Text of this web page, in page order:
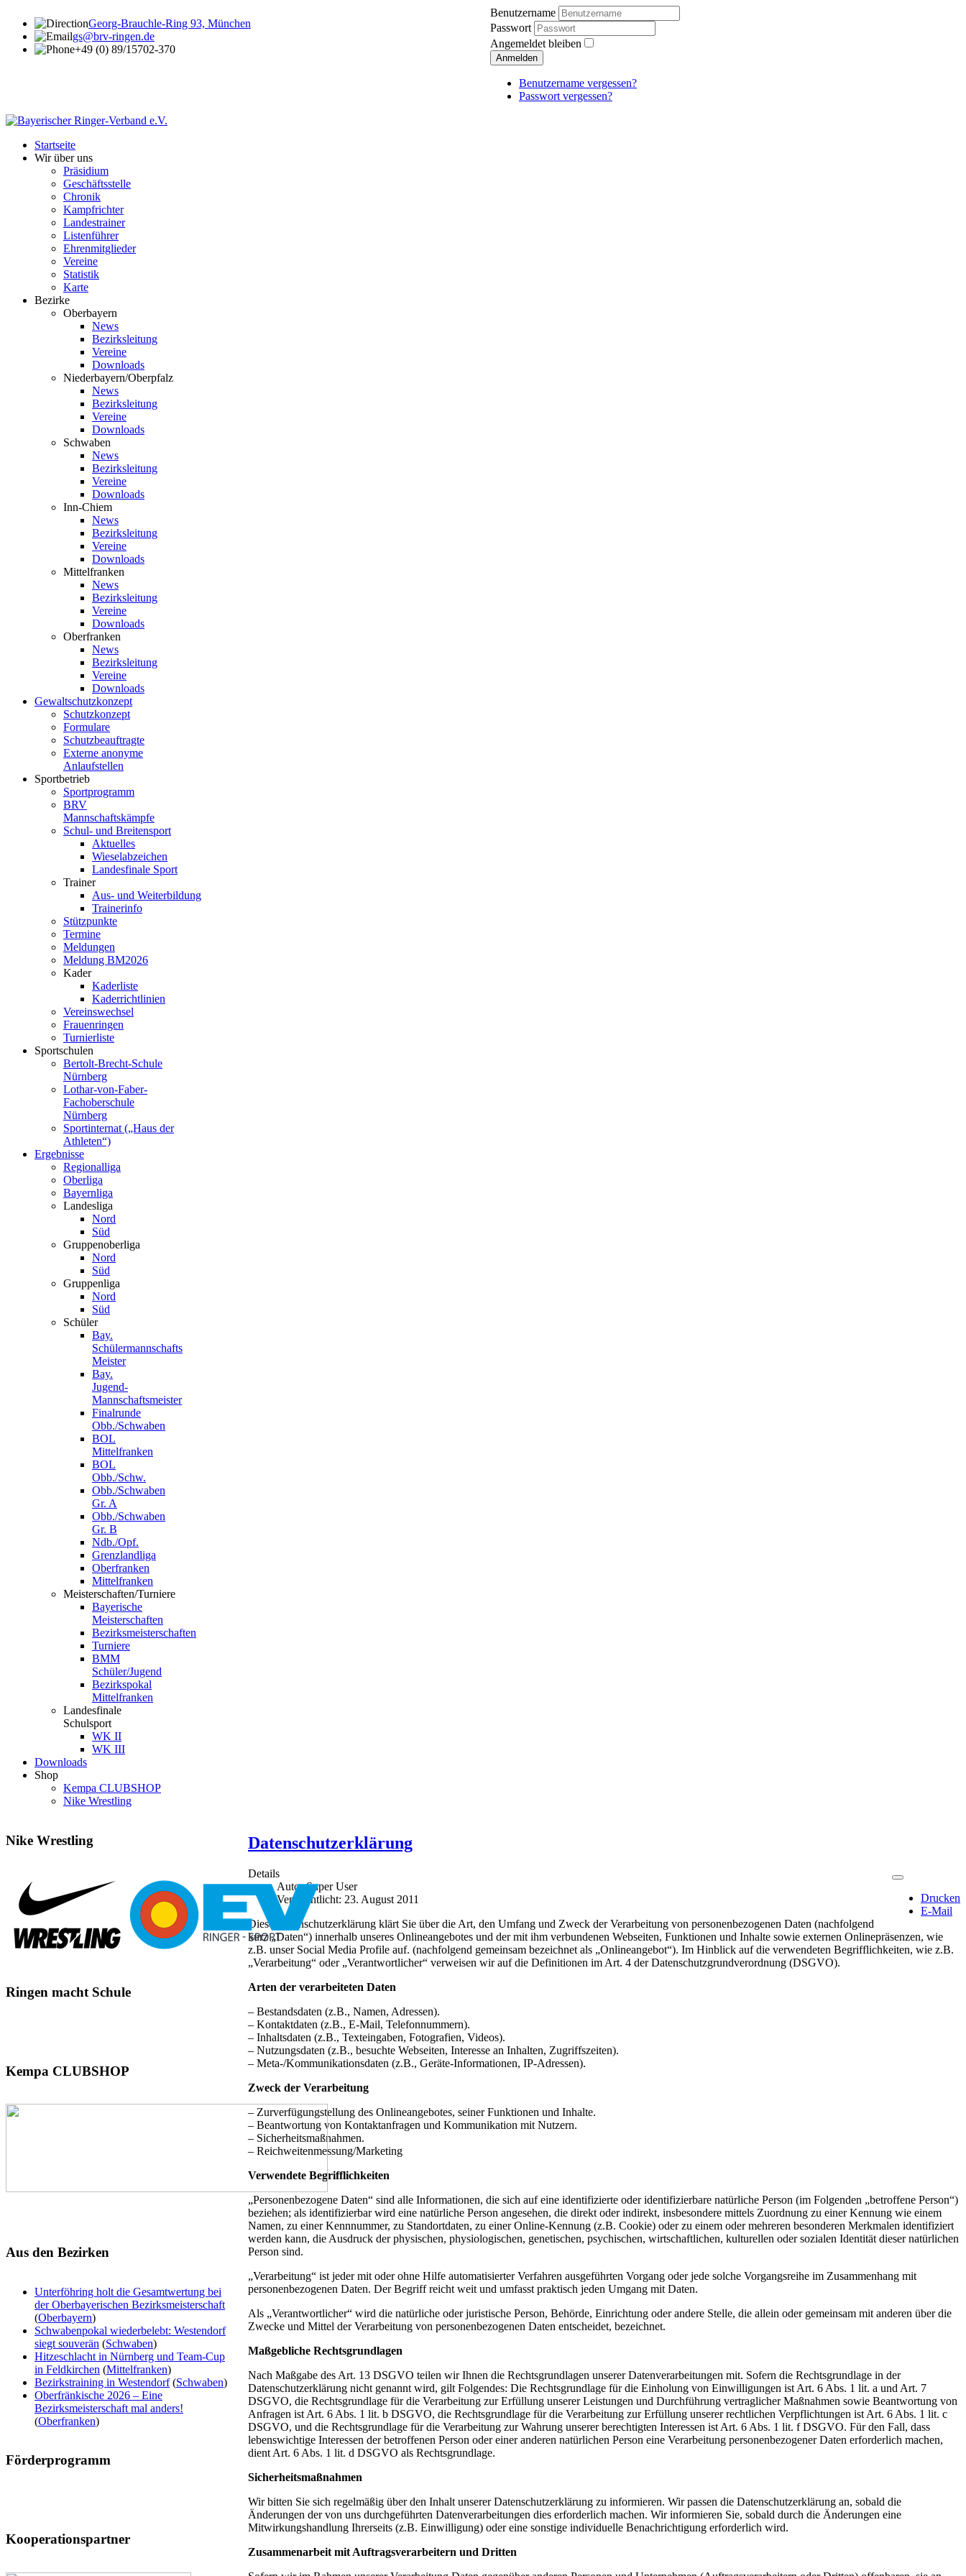
Georg-Brauchle-Ring 93, München
gs@brv-ringen.de
+49 (0) 89/15702-370
Benutzername
Passwort
Angemeldet bleiben
Anmelden
Benutzername vergessen?
Passwort vergessen?
Startseite
Wir über uns
Präsidium
Geschäftsstelle
Chronik
Kampfrichter
Landestrainer
Listenführer
Ehrenmitglieder
Vereine
Statistik
Karte
Bezirke
Oberbayern
News
Bezirksleitung
Vereine
Downloads
Niederbayern/Oberpfalz
News
Bezirksleitung
Vereine
Downloads
Schwaben
News
Bezirksleitung
Vereine
Downloads
Inn-Chiem
News
Bezirksleitung
Vereine
Downloads
Mittelfranken
News
Bezirksleitung
Vereine
Downloads
Oberfranken
News
Bezirksleitung
Vereine
Downloads
Gewaltschutzkonzept
Schutzkonzept
Formulare
Schutzbeauftragte
Externe anonyme
Anlaufstellen
Sportbetrieb
Sportprogramm
BRV
Mannschaftskämpfe
Schul- und Breitensport
Aktuelles
Wieselabzeichen
Landesfinale Sport
Trainer
Aus- und Weiterbildung
Trainerinfo
Stützpunkte
Termine
Meldungen
Meldung BM2026
Kader
Kaderliste
Kaderrichtlinien
Vereinswechsel
Frauenringen
Turnierliste
Sportschulen
Bertolt-Brecht-Schule
Nürnberg
Lothar-von-Faber-
Fachoberschule
Nürnberg
Sportinternat („Haus der
Athleten“)
Ergebnisse
Regionalliga
Oberliga
Bayernliga
Landesliga
Nord
Süd
Gruppenoberliga
Nord
Süd
Gruppenliga
Nord
Süd
Schüler
Bay.
Schülermannschafts
Meister
Bay.
Jugend-
Mannschaftsmeister
Finalrunde
Obb./Schwaben
BOL
Mittelfranken
BOL
Obb./Schw.
Obb./Schwaben
Gr. A
Obb./Schwaben
Gr. B
Ndb./Opf.
Grenzlandliga
Oberfranken
Mittelfranken
Meisterschaften/Turniere
Bayerische
Meisterschaften
Bezirksmeisterschaften
Turniere
BMM
Schüler/Jugend
Bezirkspokal
Mittelfranken
Landesfinale
Schulsport
WK II
WK III
Downloads
Shop
Kempa CLUBSHOP
Nike Wrestling
Datenschutzerklärung
Drucken
E-Mail
Details
AutorSuper User
Veröffentlicht: 23. August 2011
Diese Datenschutzerklärung klärt Sie über die Art, den Umfang und Zweck der Verarbeitung von personenbezogenen Daten (nachfolgend
kurz „Daten“) innerhalb unseres Onlineangebotes und der mit ihm verbundenen Webseiten, Funktionen und Inhalte sowie externen Onlinepräsenzen, wie
z.B. unser Social Media Profile auf. (nachfolgend gemeinsam bezeichnet als „Onlineangebot“). Im Hinblick auf die verwendeten Begrifflichkeiten, wie z.B.
„Verarbeitung“ oder „Verantwortlicher“ verweisen wir auf die Definitionen im Art. 4 der Datenschutzgrundverordnung (DSGVO).
Arten der verarbeiteten Daten
– Bestandsdaten (z.B., Namen, Adressen).
– Kontaktdaten (z.B., E-Mail, Telefonnummern).
– Inhaltsdaten (z.B., Texteingaben, Fotografien, Videos).
– Nutzungsdaten (z.B., besuchte Webseiten, Interesse an Inhalten, Zugriffszeiten).
– Meta-/Kommunikationsdaten (z.B., Geräte-Informationen, IP-Adressen).
Zweck der Verarbeitung
– Zurverfügungstellung des Onlineangebotes, seiner Funktionen und Inhalte.
– Beantwortung von Kontaktanfragen und Kommunikation mit Nutzern.
– Sicherheitsmaßnahmen.
– Reichweitenmessung/Marketing
Verwendete Begrifflichkeiten
„Personenbezogene Daten“ sind alle Informationen, die sich auf eine identifizierte oder identifizierbare natürliche Person (im Folgenden „betroffene Person“)
beziehen; als identifizierbar wird eine natürliche Person angesehen, die direkt oder indirekt, insbesondere mittels Zuordnung zu einer Kennung wie einem
Namen, zu einer Kennnummer, zu Standortdaten, zu einer Online-Kennung (z.B. Cookie) oder zu einem oder mehreren besonderen Merkmalen identifiziert
werden kann, die Ausdruck der physischen, physiologischen, genetischen, psychischen, wirtschaftlichen, kulturellen oder sozialen Identität dieser natürlichen
Person sind.
„Verarbeitung“ ist jeder mit oder ohne Hilfe automatisierter Verfahren ausgeführten Vorgang oder jede solche Vorgangsreihe im Zusammenhang mit
personenbezogenen Daten. Der Begriff reicht weit und umfasst praktisch jeden Umgang mit Daten.
Als „Verantwortlicher“ wird die natürliche oder juristische Person, Behörde, Einrichtung oder andere Stelle, die allein oder gemeinsam mit anderen über die
Zwecke und Mittel der Verarbeitung von personenbezogenen Daten entscheidet, bezeichnet.
Maßgebliche Rechtsgrundlagen
Nach Maßgabe des Art. 13 DSGVO teilen wir Ihnen die Rechtsgrundlagen unserer Datenverarbeitungen mit. Sofern die Rechtsgrundlage in der
Datenschutzerklärung nicht genannt wird, gilt Folgendes: Die Rechtsgrundlage für die Einholung von Einwilligungen ist Art. 6 Abs. 1 lit. a und Art. 7
DSGVO, die Rechtsgrundlage für die Verarbeitung zur Erfüllung unserer Leistungen und Durchführung vertraglicher Maßnahmen sowie Beantwortung von
Anfragen ist Art. 6 Abs. 1 lit. b DSGVO, die Rechtsgrundlage für die Verarbeitung zur Erfüllung unserer rechtlichen Verpflichtungen ist Art. 6 Abs. 1 lit. c
DSGVO, und die Rechtsgrundlage für die Verarbeitung zur Wahrung unserer berechtigten Interessen ist Art. 6 Abs. 1 lit. f DSGVO. Für den Fall, dass
lebenswichtige Interessen der betroffenen Person oder einer anderen natürlichen Person eine Verarbeitung personenbezogener Daten erforderlich machen,
dient Art. 6 Abs. 1 lit. d DSGVO als Rechtsgrundlage.
Sicherheitsmaßnahmen
Wir bitten Sie sich regelmäßig über den Inhalt unserer Datenschutzerklärung zu informieren. Wir passen die Datenschutzerklärung an, sobald die
Änderungen der von uns durchgeführten Datenverarbeitungen dies erforderlich machen. Wir informieren Sie, sobald durch die Änderungen eine
Mitwirkungshandlung Ihrerseits (z.B. Einwilligung) oder eine sonstige individuelle Benachrichtigung erforderlich wird.
Zusammenarbeit mit Auftragsverarbeitern und Dritten
Nike Wrestling
Ringen macht Schule
Kempa CLUBSHOP
Aus den Bezirken
Unterföhring holt die Gesamtwertung bei
der Oberbayerischen Bezirksmeisterschaft
(Oberbayern)
Schwabenpokal wiederbelebt: Westendorf
siegt souverän (Schwaben)
Hitzeschlacht in Nürnberg und Team-Cup
in Feldkirchen (Mittelfranken)
Bezirkstraining in Westendorf (Schwaben)
Oberfränkische 2026 – Eine
Bezirksmeisterschaft mal anders!
(Oberfranken)
Förderprogramm
Kooperationspartner